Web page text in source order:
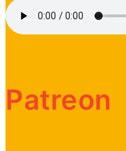
Patreon